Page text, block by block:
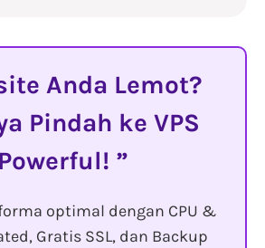
Anda Lemot?
Pindah ke VPS
Powerful!
optimal dengan CPU &
Gratis SSL, dan Backup